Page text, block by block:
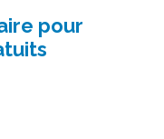
pour